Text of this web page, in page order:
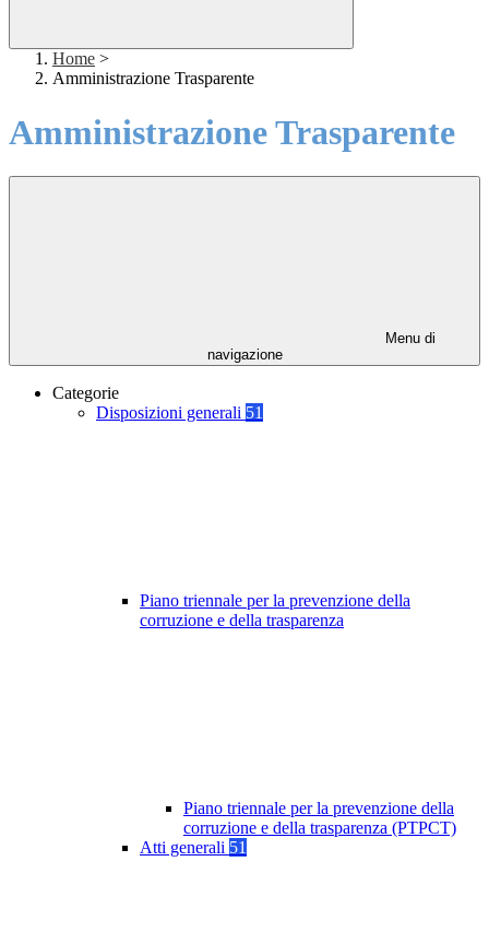
Home >
Amministrazione Trasparente
Amministrazione Trasparente
Menu di
navigazione
Categorie
Disposizioni generali 51
Piano triennale per la prevenzione della
corruzione e della trasparenza
Piano triennale per la prevenzione della
corruzione e della trasparenza (PTPCT)
Atti generali 51